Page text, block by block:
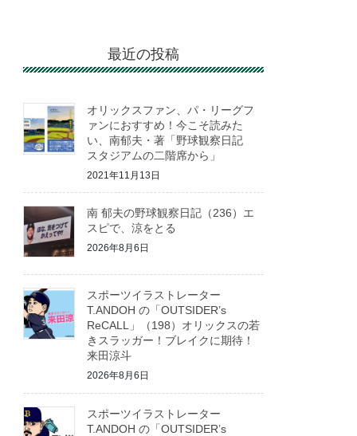
最近の投稿
オリックスファン、パ・リーグフ
ァンにおすすめ！今こそ読みた
い、南郁夫・著「野球観察日記
スタジアムの二階席から」
2021年11月13日
南 郁夫の野球観察日記（236）エ
スピで、涼をとる
2026年8月6日
スポーツイラストレーター
T.ANDOH の「OUTSIDER’s
ReCALL」（198）オリックスの若
きスラッガー！ブレイクに期待！
来田涼斗
2026年8月6日
スポーツイラストレーター
T.ANDOH の「OUTSIDER’s